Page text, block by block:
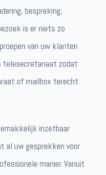
bespreking,
is er niets zo
van uw klanten
telesecretariaat zodat
of mailbox terecht
inzetbaar
al uw gesprekken voor
manier. Vanuit